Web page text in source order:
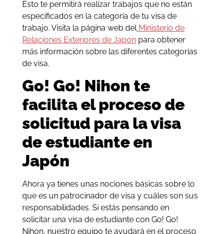
Esto te permitirá realizar trabajos que no están
especificados en la categoría de tu visa de
trabajo. Visita la página web del Ministerio de
Relaciones Exteriores de Japónpara obtener
más información sobre las diferentes categorías
de visa.
Go! Go! Nihon te
facilita el proceso de
solicitud para la visa
de estudiante en
Japón
Ahora ya tienes unas nociones básicas sobre lo
que es un patrocinador de visa y cuáles son sus
responsabilidades. Si estás pensando en
solicitar una visa de estudiante con Go! Go!
Nihon, nuestro equipo te ayudará en el proceso